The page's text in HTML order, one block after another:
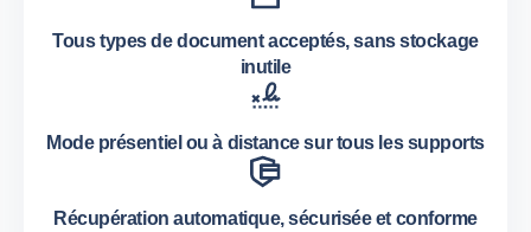
Tous types de document acceptés, sans stockage
inutile
Mode présentiel ou à distance sur tous les supports
Récupération automatique, sécurisée et conforme